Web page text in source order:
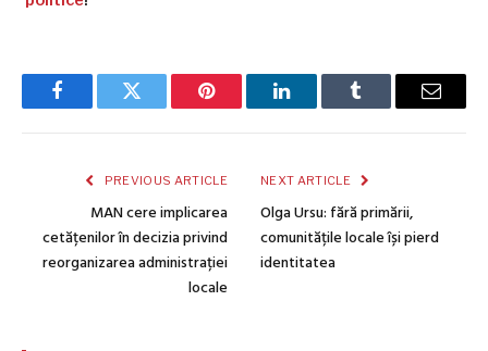
FacebookTwitter Pinterest LinkedInTumblr Email
PREVIOUS ARTICLE
MAN cere implicarea
cetățenilor în decizia privind
reorganizarea administrației
locale
NEXT ARTICLE
Olga Ursu: fără primării,
comunitățile locale își pierd
identitatea